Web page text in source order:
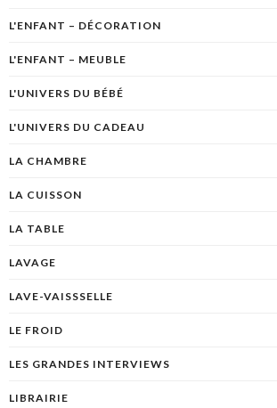
L'ENFANT – DÉCORATION
L'ENFANT – MEUBLE
L'UNIVERS DU BÉBÉ
L'UNIVERS DU CADEAU
LA CHAMBRE
LA CUISSON
LA TABLE
LAVAGE
LAVE-VAISSSELLE
LE FROID
LES GRANDES INTERVIEWS
LIBRAIRIE